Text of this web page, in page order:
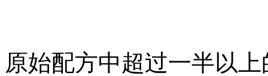
原始配方中超过一半以